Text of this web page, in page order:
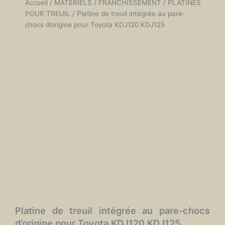
Accueil / MATÉRIELS / FRANCHISSEMENT / PLATINES
POUR TREUIL / Platine de treuil intégrée au pare-
chocs d’origine pour Toyota KDJ120 KDJ125
Platine de treuil intégrée au pare-chocs